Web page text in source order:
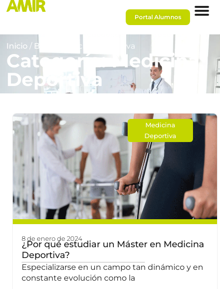
Portal Alumnos
Inicio / Blog / Medicina Deportiva
Categoría: Medicina
Deportiva
Medicina
Deportiva
8 de enero de 2024
¿Por qué estudiar un Máster en Medicina
Deportiva?
Especializarse en un campo tan dinámico y en
constante evolución como la